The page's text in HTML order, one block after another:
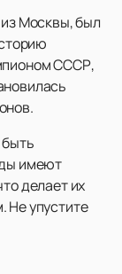
Москвы, был
СССР,
имеют
делает их
Не упустите